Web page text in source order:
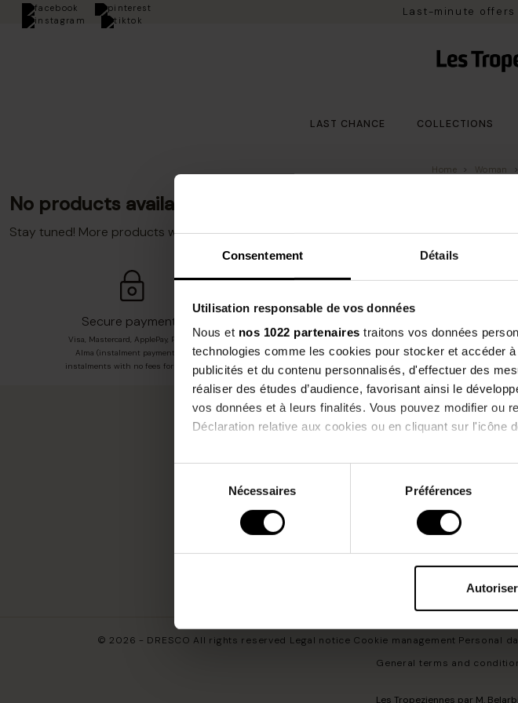
Consentement Détails
Utilisation responsable de vos données
Nous et nos 1022 partenaires traitons vos données
technologies comme les cookies pour stocker et accéder
publicités et du contenu personnalisés, d'effectuer des
réaliser des études d’audience, favorisant ainsi le
vos données et à leurs finalités. Vous pouvez modifier ou
Déclaration relative aux cookies ou en cliquant sur l'icône
Si vous le permettez, nous aimerions également :
Collecter des informations sur votre localisation
Identifier votre appareil en l'analysant activement
digitales).
Pour en savoir plus sur le traitement de vos données
. Vous pouvez modifier ou retirer votre
Les Tropeziennes par M. Belarbi et nos partenaires
fournir, mettre à jour, améliorer nos services et
accéder et traiter des données personnelles telles que
votre compte utilisateur telles que votre adresse e-mail et
consentement
Nécessaires Préférences
over €100 Last-minute offers
LAST CHANCE COLLECTIONS
Home Woman
No products available yet
Stay tuned! More products will be shown here as they are added.
Secure payment*
Visa, Mastercard, ApplePay, Paypal,
Alma (instalment payments, 3
instalments with no fees for purch
From €100 purchase in France
I declare that I am over 16 years of age and
© 2026 - DRESCO All rights reserved Legal notice Cookie management Personal
General terms and
Les Tropeziennes par M. Belarbi